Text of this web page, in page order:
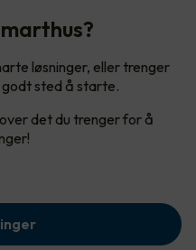
løsninger, eller trenger
godt sted å starte.
det du trenger for å